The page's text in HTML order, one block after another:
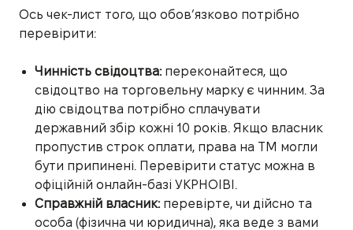
Ось чек-лист того, що обов’язково потрібно
перевірити:
Чинність свідоцтва:переконайтеся, що
свідоцтво на торговельну марку є чинним. За
дію свідоцтва потрібно сплачувати
державний збір кожні 10 років. Якщо власник
пропустив строк оплати, права на ТМ могли
бути припинені. Перевірити статус можна в
офіційній онлайн-базі УКРНОІВІ.
Справжній власник:перевірте, чи дійсно та
особа (фізична чи юридична), яка веде з вами